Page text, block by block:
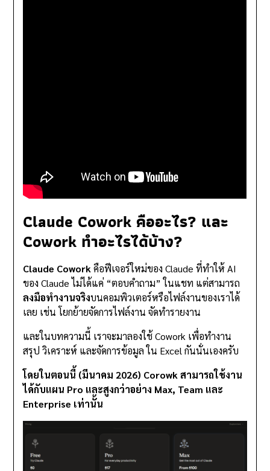
Claude Cowork คืออะไร? และ
Cowork ทำอะไรได้บ้าง?
Claude Cowork คือฟีเจอร์ใหม่ของ Claude ที่ทำให้ AI
ของ Claude ไม่ได้แค่ “ตอบคำถาม” ในแชท แต่สามารถ
ลงมือทำงานจริงบนคอมพิวเตอร์หรือไฟล์งานของเราได้
เลย เช่น โยกย้ายจัดการไฟล์งาน จัดทำรายงาน
และในบทความนี้ เราจะมาลองใช้ Cowork เพื่อทำงาน
สรุป วิเคราะห์ และจัดการข้อมูล ใน Excel กันนั่นเองครับ
โดยในตอนนี้ (มีนาคม 2026) Corowk สามารถใช้งาน
ได้กับแผน Pro และสูงกว่าอย่าง Max, Team และ
Enterprise เท่านั้น